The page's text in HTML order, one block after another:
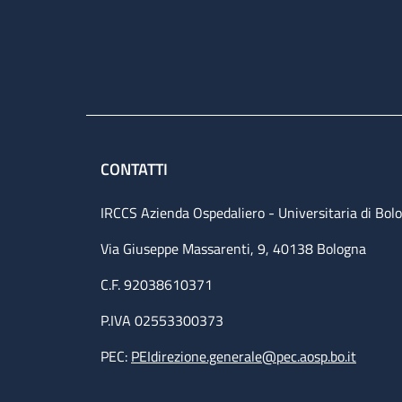
CONTATTI
IRCCS Azienda Ospedaliero - Universitaria di
Via Giuseppe Massarenti, 9, 40138 Bologna
C.F. 92038610371
P.IVA 02553300373
PEC: PEIdirezione.generale@pec.aosp.bo.it